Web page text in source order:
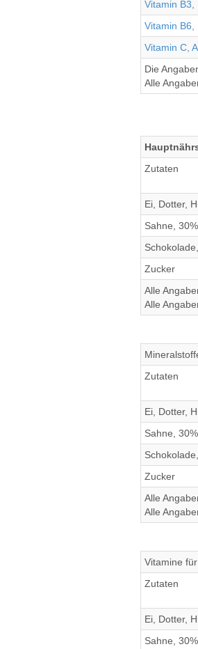
Vitamin B3,
Vitamin B6,
Vitamin C,
Die
Alle
Zutaten
Ei, Dotter,
Sahne,
Zucker
Alle
Alle
Zutaten
Ei, Dotter,
Sahne,
Zucker
Alle
Alle
Vitamine
Zutaten
Ei, Dotter,
Sahne,